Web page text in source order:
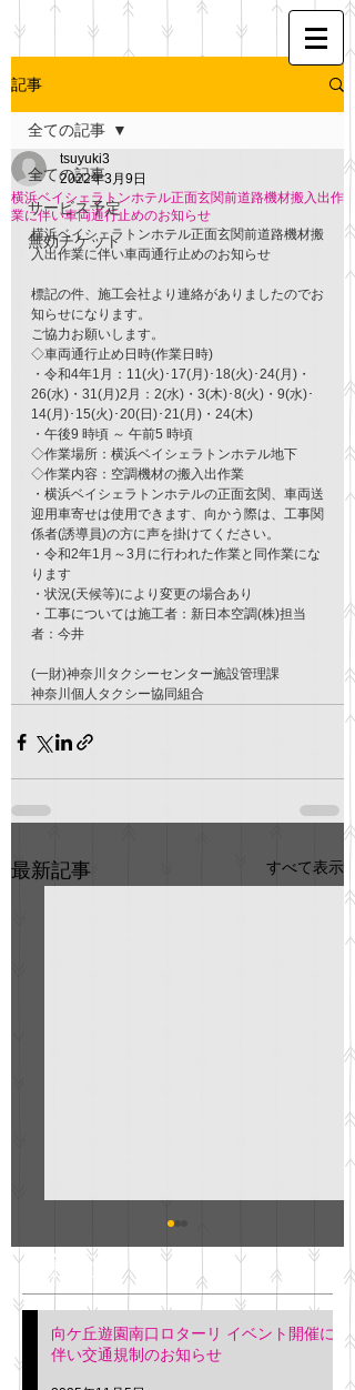
記事
全ての記事
サービス予定
無効チケット
全ての記事
横浜ベイシェラトンホテル正面玄関前道路機材搬入出作
業に伴い車両通行止めのお知らせ
tsuyuki3
2022年3月9日
横浜ベイシェラトンホテル正面玄関前道路機材搬
入出作業に伴い車両通行止めのお知らせ
標記の件、施工会社より連絡がありましたのでお
知らせになります。
ご協力お願いします。
◇車両通行止め日時(作業日時)
・令和4年1月：11(火)･17(月)･18(火)･24(月)・
26(水)・31(月)2月：2(水)・3(木)･8(火)・9(水)･
14(月)･15(火)･20(日)･21(月)・24(木)
・午後9 時頃 ～ 午前5 時頃
◇作業場所：横浜ベイシェラトンホテル地下
◇作業内容：空調機材の搬入出作業
・横浜ベイシェラトンホテルの正面玄関、車両送
迎用車寄せは使用できます、向かう際は、工事関
係者(誘導員)の方に声を掛けてください。
・令和2年1月～3月に行われた作業と同作業にな
ります
・状況(天候等)により変更の場合あり
・工事については施工者：新日本空調(株)担当
者：今井
(一財)神奈川タクシーセンター施設管理課
神奈川個人タクシー協同組合
最新記事 すべて表示
明日(11月6日)午後3時～5
階会議室にてGOの説明会
を行います。 神奈川個人
タクシー協同組合 専務 佐
最新記事
向ケ丘遊園南口ロターリ イベント開催に
伴い交通規制のお知らせ